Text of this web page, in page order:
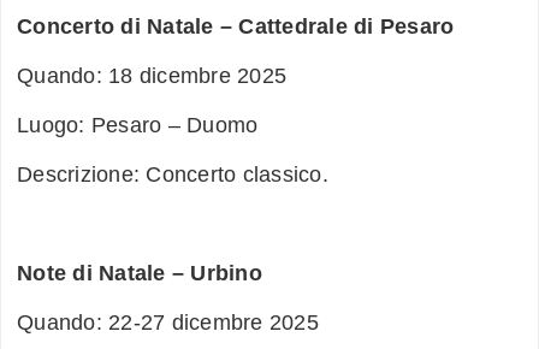
Concerto di Natale – Cattedrale di Pesaro
Quando: 18 dicembre 2025
Luogo: Pesaro – Duomo
Descrizione: Concerto classico.
Note di Natale – Urbino
Quando: 22-27 dicembre 2025